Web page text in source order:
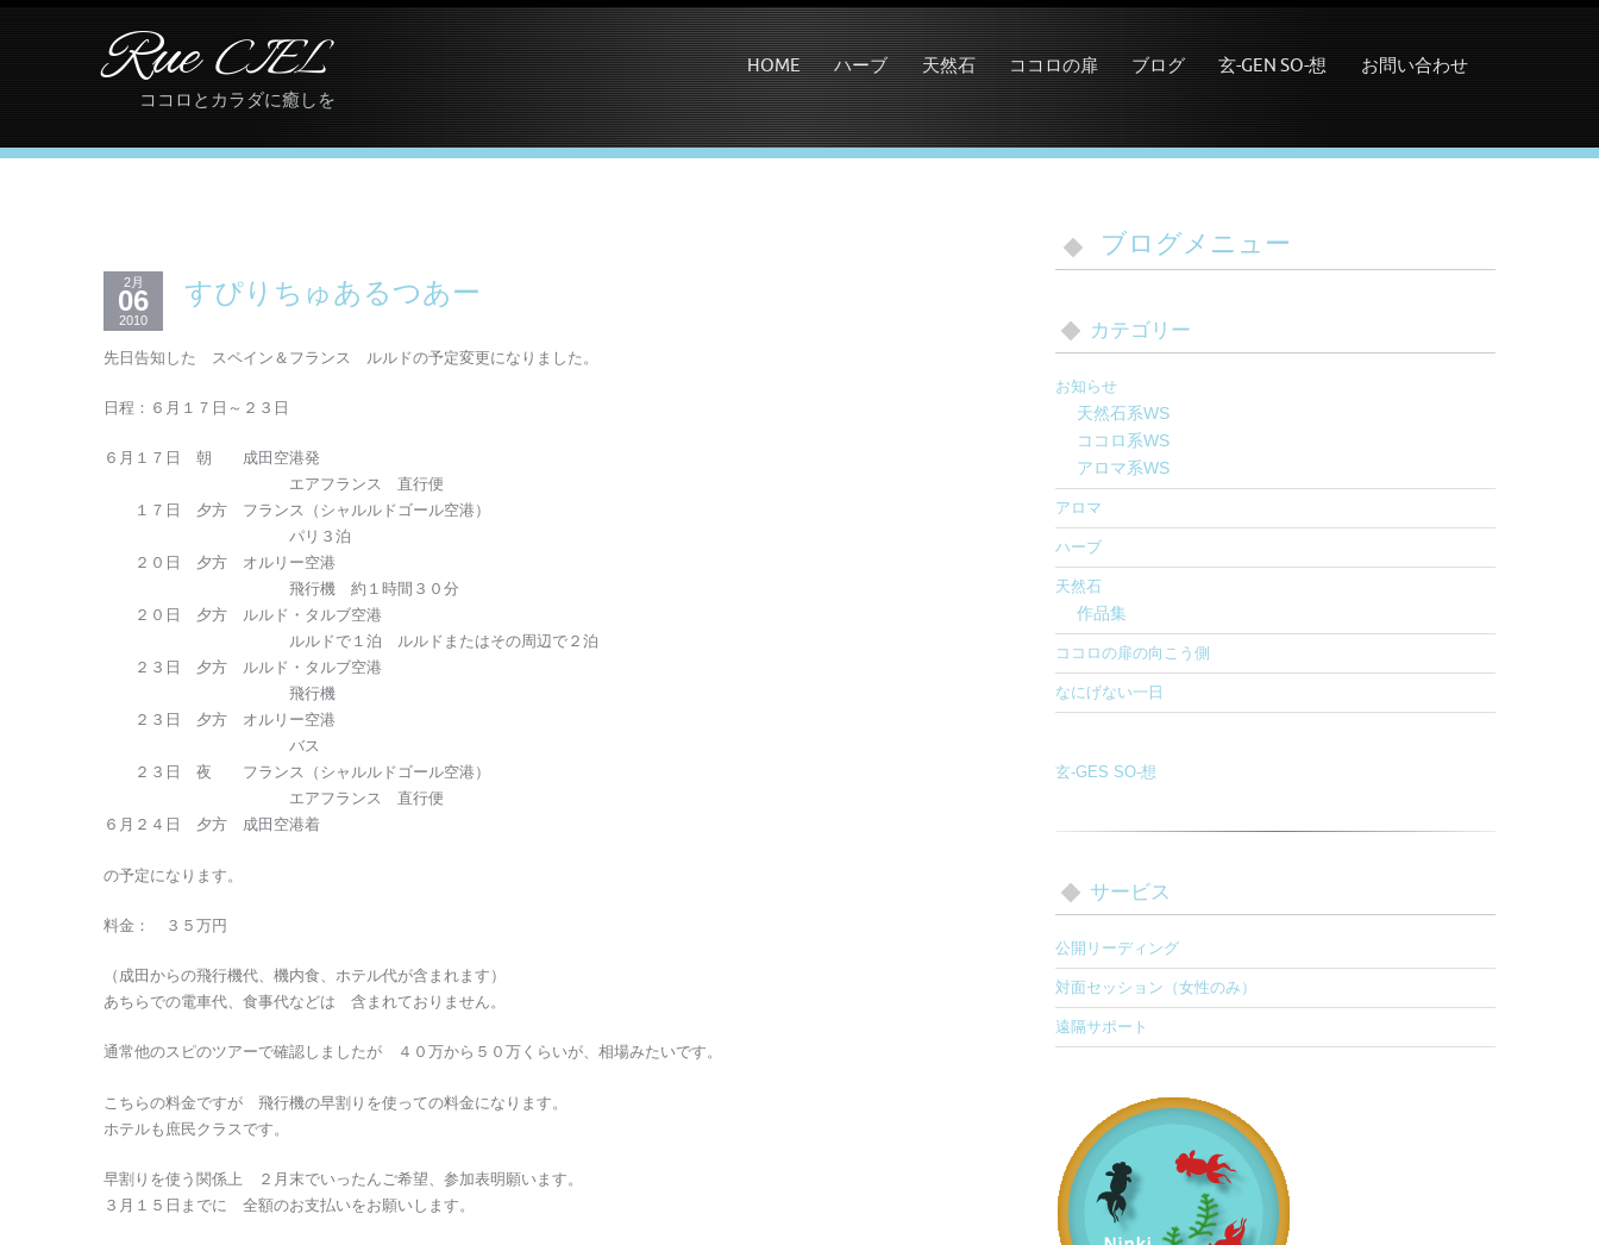
RueCIEL
ココロとカラダに癒しを
HOME ハーブ 天然石 ココロの扉 ブログ 玄-GEN SO-想 お問い合わせ
2月
06
2010
すぴりちゅあるつあー
先日告知した スペイン＆フランス ルルドの予定変更になりました。
日程：６月１７日～２３日
６月１７日 朝 成田空港発
エアフランス 直行便
１７日 夕方 フランス（シャルルドゴール空港）
パリ３泊
２０日 夕方 オルリー空港
飛行機 約１時間３０分
２０日 夕方 ルルド・タルブ空港
ルルドで１泊 ルルドまたはその周辺で２泊
２３日 夕方 ルルド・タルブ空港
飛行機
２３日 夕方 オルリー空港
バス
２３日 夜 フランス（シャルルドゴール空港）
エアフランス 直行便
６月２４日 夕方 成田空港着
の予定になります。
料金： ３５万円
（成田からの飛行機代、機内食、ホテル代が含まれます）
あちらでの電車代、食事代などは 含まれておりません。
通常他のスピのツアーで確認しましたが ４０万から５０万くらいが、相場みたいです。
こちらの料金ですが 飛行機の早割りを使っての料金になります。
ホテルも庶民クラスです。
早割りを使う関係上 ２月末でいったんご希望、参加表明願います。
３月１５日までに 全額のお支払いをお願いします。
ブログメニュー
カテゴリー
お知らせ
天然石系WS
ココロ系WS
アロマ系WS
アロマ
ハーブ
天然石
作品集
ココロの扉の向こう側
なにげない一日
玄-GES SO-想
サービス
公開リーディング
対面セッション（女性のみ）
遠隔サポート